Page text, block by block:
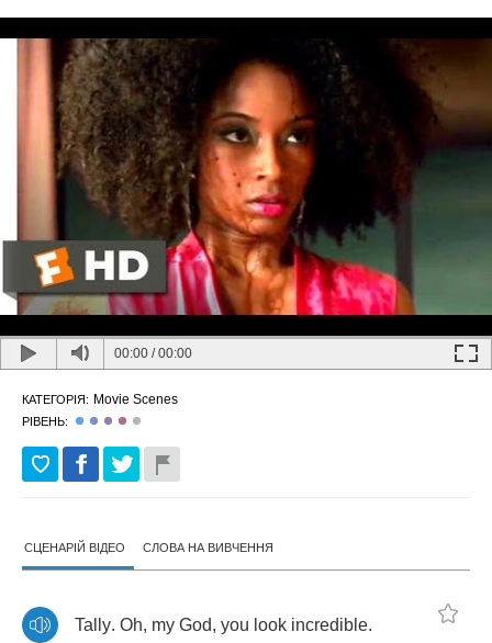
00:00 /00:00
КАТЕГОРІЯ: Movie Scenes
РІВЕНЬ:
СЦЕНАРІЙ ВІДЕО СЛОВА НА ВИВЧЕННЯ
Tally. Oh, my God, you look incredible.